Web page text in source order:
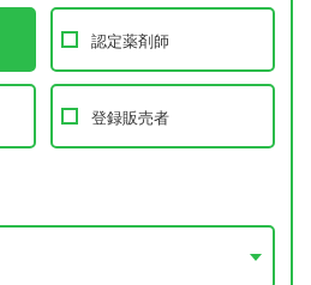
認定薬剤師
登録販売者